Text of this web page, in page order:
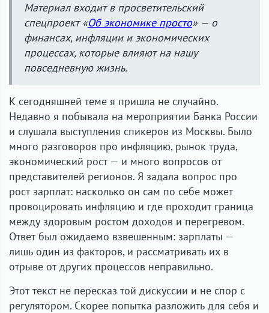
Материал входит в просветительский
спецпроект «Об экономике просто» — о
финансах, инфляции и экономических
процессах, которые влияют на нашу
повседневную жизнь.
К сегодняшней теме я пришла не случайно.
Недавно я побывала на мероприятии Банка России
и слушала выступления спикеров из Москвы. Было
много разговоров про инфляцию, рынок труда,
экономический рост — и много вопросов от
представителей регионов. Я задала вопрос про
рост зарплат: насколько он сам по себе может
провоцировать инфляцию и где проходит граница
между здоровым ростом доходов и перегревом.
Ответ был ожидаемо взвешенным: зарплаты —
лишь один из факторов, и рассматривать их в
отрыве от других процессов неправильно.
Этот текст не пересказ той дискуссии и не спор с
регулятором. Скорее попытка разложить для себя и